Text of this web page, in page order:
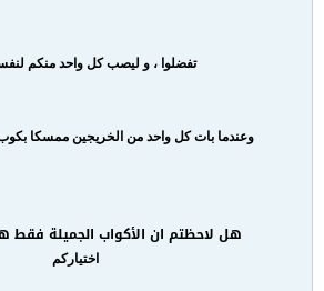
تفضلوا ، و ليصب كل واحد منكم
وعندما بات كل واحد من الخريجين ممسكا
هل لاحظتم ان الأكواب الجميلة فقط
اختياركم